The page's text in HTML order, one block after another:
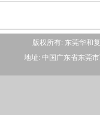
版权所有: 东莞华和
地址: 中国广东省东莞